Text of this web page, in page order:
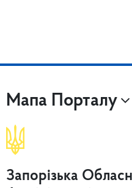
Мапа Порталу
Запорізька